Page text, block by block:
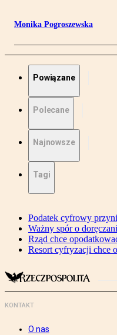
Monika Pogroszewska
Powiązane
Polecane
Najnowsze
Tagi
Podatek cyfrowy
Ważny spór o
Rząd chce
Resort cyfryzacji chce
KONTAKT
O nas